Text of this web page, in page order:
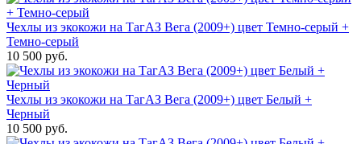
Чехлы из экокожи на ТагАЗ Вега (2009+) цвет Темно-серый +
Темно-серый
10 500 руб.
Чехлы из экокожи на ТагАЗ Вега (2009+) цвет Белый +
Черный
10 500 руб.